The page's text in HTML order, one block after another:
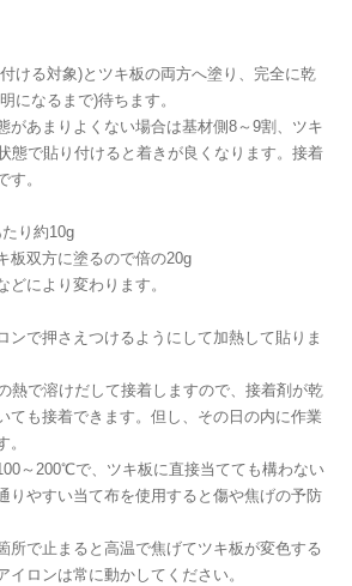
ける対象)とツキ板の両方へ塗り、完全に乾
になるまで)待ちます。
があまりよくない場合は基材側8～9割、ツキ
態で貼り付けると着きが良くなります。接着
す。
り約10g
に塗るので倍の20g
り変わります。
ンで押さえつけるようにして加熱して貼りま
熱で溶けだして接着しますので、接着剤が乾
ても接着できます。但し、その日の内に作業
～200℃で、ツキ板に直接当てても構わない
りやすい当て布を使用すると傷や焦げの予防
所で止まると高温で焦げてツキ板が変色する
イロンは常に動かしてください。